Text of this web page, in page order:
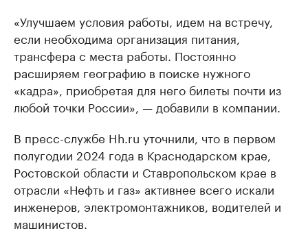
«Улучшаем условия работы, идем на встречу,
если необходима организация питания,
трансфера с места работы. Постоянно
расширяем географию в поиске нужного
«кадра», приобретая для него билеты почти из
любой точки России», — добавили в компании.
В пресс-службе Hh.ru уточнили, что в первом
полугодии 2024 года в Краснодарском крае,
Ростовской области и Ставропольском крае в
отрасли «Нефть и газ» активнее всего искали
инженеров, электромонтажников, водителей и
машинистов.